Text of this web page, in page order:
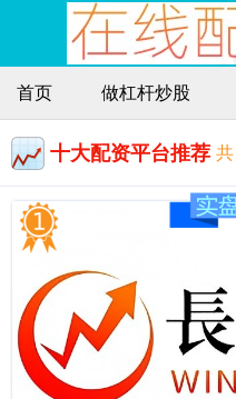
首页 做杠杆炒股
十大配资平台推荐 共